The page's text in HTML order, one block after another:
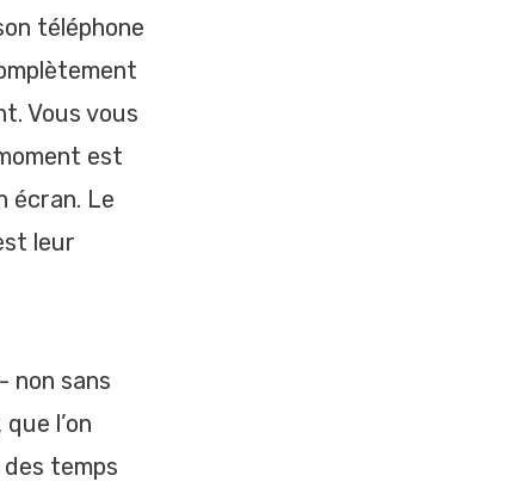
téléphone
Vous vous
est
écran. Le
leur
non sans
l’on
des temps